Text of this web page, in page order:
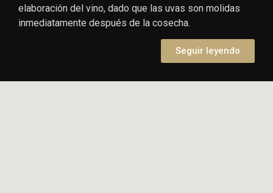
elaboración del vino, dado que las uvas son molidas
inmediatamente después de la cosecha.
Seguir leyendo